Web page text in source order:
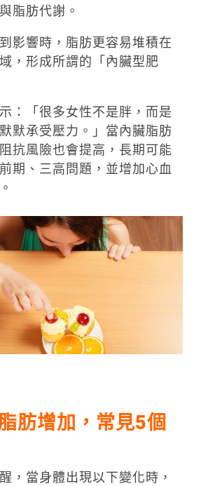
脂肪代謝。
影響時，脂肪更容易堆積在
，形成所謂的「內臟型肥
：「很多女性不是胖，而是
默承受壓力。」當內臟脂肪
抗風險也會提高，長期可能
期、三高問題，並增加心血
肪增加，常見5個
，當身體出現以下變化時，